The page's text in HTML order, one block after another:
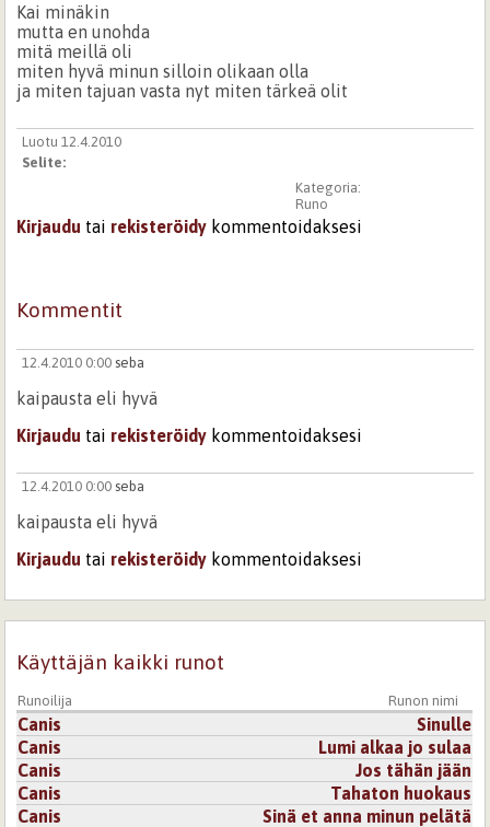
Kai minäkin
mutta en unohda
mitä meillä oli
miten hyvä minun silloin olikaan olla
ja miten tajuan vasta nyt miten tärkeä olit
Luotu 12.4.2010
Selite:
Kategoria:
Runo
Kirjaudu tai rekisteröidy kommentoidaksesi
Kommentit
12.4.2010 0:00 seba
kaipausta eli hyvä
Kirjaudu tai rekisteröidy kommentoidaksesi
12.4.2010 0:00 seba
kaipausta eli hyvä
Kirjaudu tai rekisteröidy kommentoidaksesi
Käyttäjän kaikki runot
Runoilija Runon nimi
Canis
Sinulle
Canis
Lumi alkaa jo sulaa
Canis
Jos tähän jään
Canis
Tahaton huokaus
Canis
Sinä et anna minun pelätä